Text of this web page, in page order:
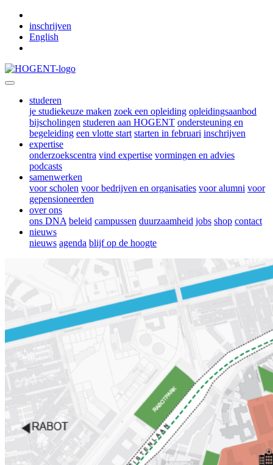
inschrijven
English
studeren
je studiekeuze maken zoek een opleiding opleidingsaanbod
bijscholingen studeren aan HOGENT ondersteuning en
begeleiding een vlotte start starten in februari inschrijven
expertise
onderzoekscentra vind expertise vormingen en advies
podcasts
samenwerken
voor scholen voor bedrijven en organisaties voor alumni voor
gepensioneerden
over ons
ons DNA beleid campussen duurzaamheid jobs shop contact
nieuws
nieuws agenda blijf op de hoogte